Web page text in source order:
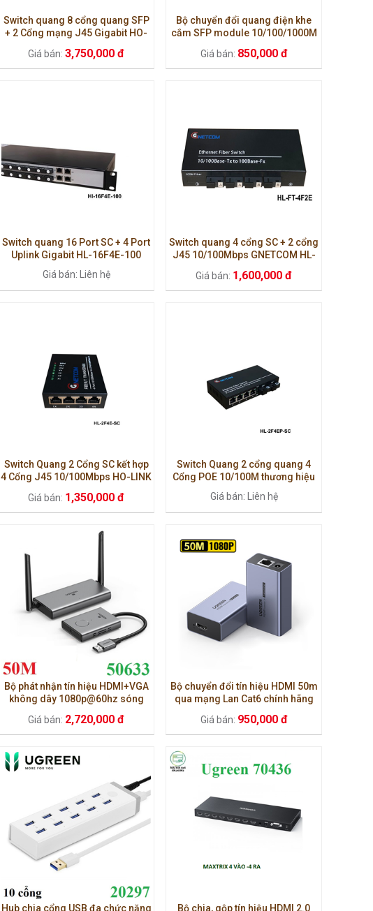
Switch quang 8 cổng quang SFP
+ 2 Cổng mạng J45 Gigabit HO-
Giá bán: 3,750,000 đ
Bộ chuyển đổi quang điện khe
cắm SFP module 10/100/1000M
Giá bán: 850,000 đ
Switch quang 16 Port SC + 4 Port
Uplink Gigabit HL-16F4E-100
Giá bán: Liên hệ
Switch quang 4 cổng SC + 2 cổng
J45 10/100Mbps GNETCOM HL-
Giá bán: 1,600,000 đ
Switch Quang 2 Cổng SC kết hợp
4 Cổng J45 10/100Mbps HO-LINK
Giá bán: 1,350,000 đ
Switch Quang 2 cổng quang 4
Cổng POE 10/100M thương hiệu
Giá bán: Liên hệ
Bộ phát nhận tín hiệu HDMI+VGA
không dây 1080p@60hz sóng
Giá bán: 2,720,000 đ
Bộ chuyển đổi tín hiệu HDMI 50m
qua mạng Lan Cat6 chính hãng
Giá bán: 950,000 đ
Hub chia cổng USB đa chức năng Bộ chia, gộp tín hiệu HDMI 2.0